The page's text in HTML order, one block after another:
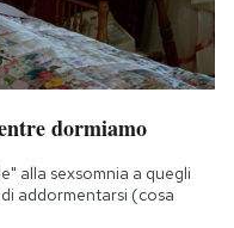
dormiamo
alla sexsomnia a quegli
addormentarsi (cosa